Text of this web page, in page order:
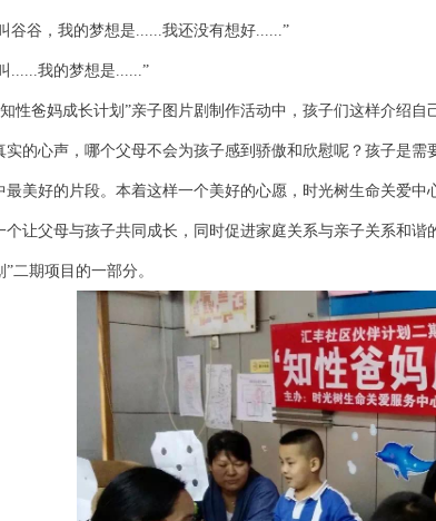
谷谷，我的梦想是......我还没有想好......”
......我的梦想是......”
性爸妈成长计划”亲子图片剧制作活动中，孩子们这样介绍
实的心声，哪个父母不会为孩子感到骄傲和欣慰呢？孩子是
最美好的片段。本着这样一个美好的心愿，时光树生命关爱
个让父母与孩子共同成长，同时促进家庭关系与亲子关系和
”二期项目的一部分。